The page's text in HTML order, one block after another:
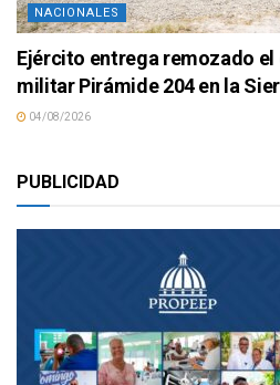
NACIONALES
Ejército entrega remozado
militar Pirámide 204 en la
04/08/2026
PUBLICIDAD